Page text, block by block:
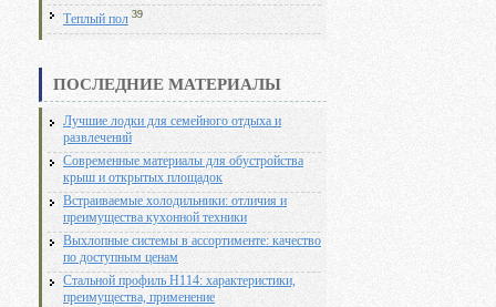
Теплый пол 39
ПОСЛЕДНИЕ МАТЕРИАЛЫ
Лучшие лодки для семейного отдыха и
развлечений
Современные материалы для обустройства
крыш и открытых площадок
Встраиваемые холодильники: отличия и
преимущества кухонной техники
Выхлопные системы в ассортименте: качество
по доступным ценам
Стальной профиль Н114: характеристики,
преимущества, применение